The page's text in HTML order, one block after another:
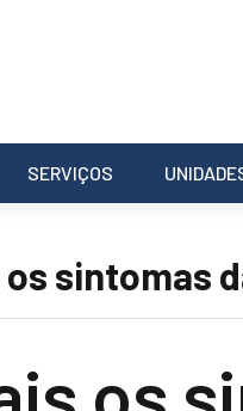
SERVIÇOS
os sintomas